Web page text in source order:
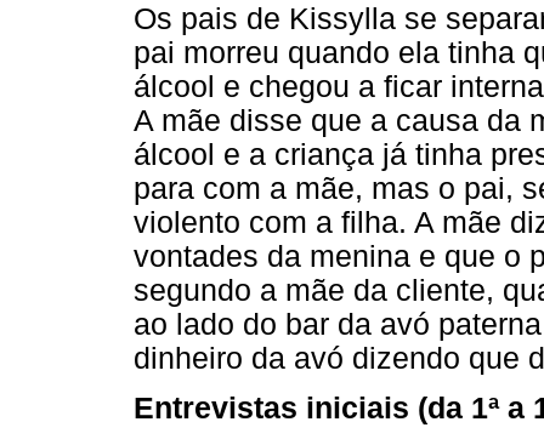
Os pais de Kissylla se
pai morreu quando ela tinha
álcool e chegou a ficar
A mãe disse que a causa da
álcool e a criança já tinha
para com a mãe, mas o pai,
violento com a filha. A mãe
vontades da menina e que o
segundo a mãe da cliente,
ao lado do bar da avó
dinheiro da avó dizendo que
Entrevistas iniciais (da 1ª a